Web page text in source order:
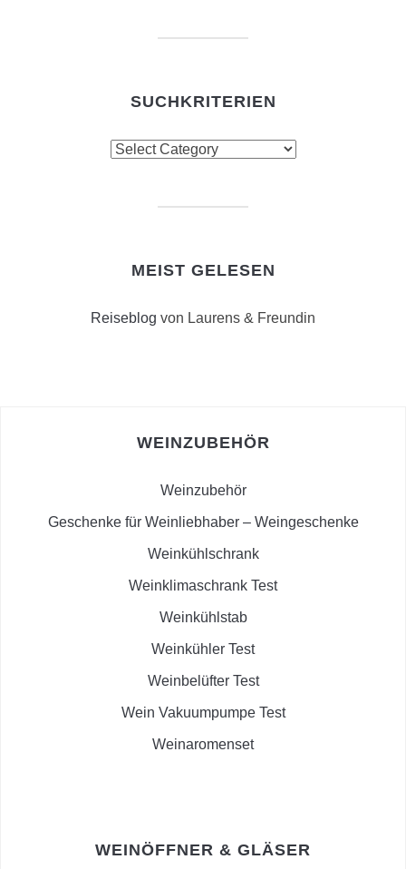
SUCHKRITERIEN
MEIST GELESEN
Reiseblog von Laurens & Freundin
WEINZUBEHÖR
Weinzubehör
Geschenke für Weinliebhaber – Weingeschenke
Weinkühlschrank
Weinklimaschrank Test
Weinkühlstab
Weinkühler Test
Weinbelüfter Test
Wein Vakuumpumpe Test
Weinaromenset
WEINÖFFNER & GLÄSER